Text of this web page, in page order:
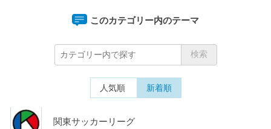
このカテゴリー内のテーマ
人気順 新着順
関東サッカーリーグ